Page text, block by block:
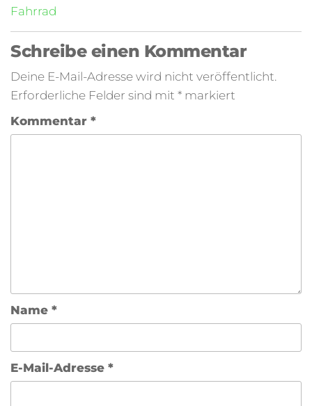
Fahrrad
Schreibe einen Kommentar
Deine E-Mail-Adresse wird nicht veröffentlicht.
Erforderliche Felder sind mit * markiert
Kommentar *
Name *
E-Mail-Adresse *